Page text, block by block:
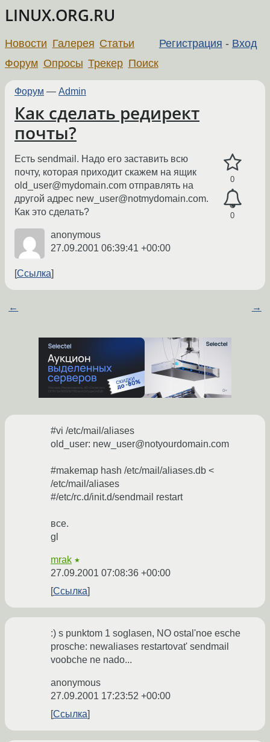
LINUX.ORG.RU
Регистрация - Вход
Новости Галерея Статьи
Форум Опросы Трекер Поиск
Форум — Admin
Как сделать редирект
почты?
0
0
Есть sendmail. Надо его заставить всю
почту, которая приходит скажем на ящик
old_user@mydomain.com отправлять на
другой адрес new_user@notmydomain.com.
Как это сделать?
anonymous
27.09.2001 06:39:41 +00:00
Ссылка
← →
#vi /etc/mail/aliases
old_user: new_user@notyourdomain.com
#makemap hash /etc/mail/aliases.db <
/etc/mail/aliases
#/etc/rc.d/init.d/sendmail restart
все.
gl
mrak ★
27.09.2001 07:08:36 +00:00
Ссылка
:) s punktom 1 soglasen, NO ostal'noe esche
prosche: newaliases restartovat' sendmail
voobche ne nado...
anonymous
27.09.2001 17:23:52 +00:00
Ссылка